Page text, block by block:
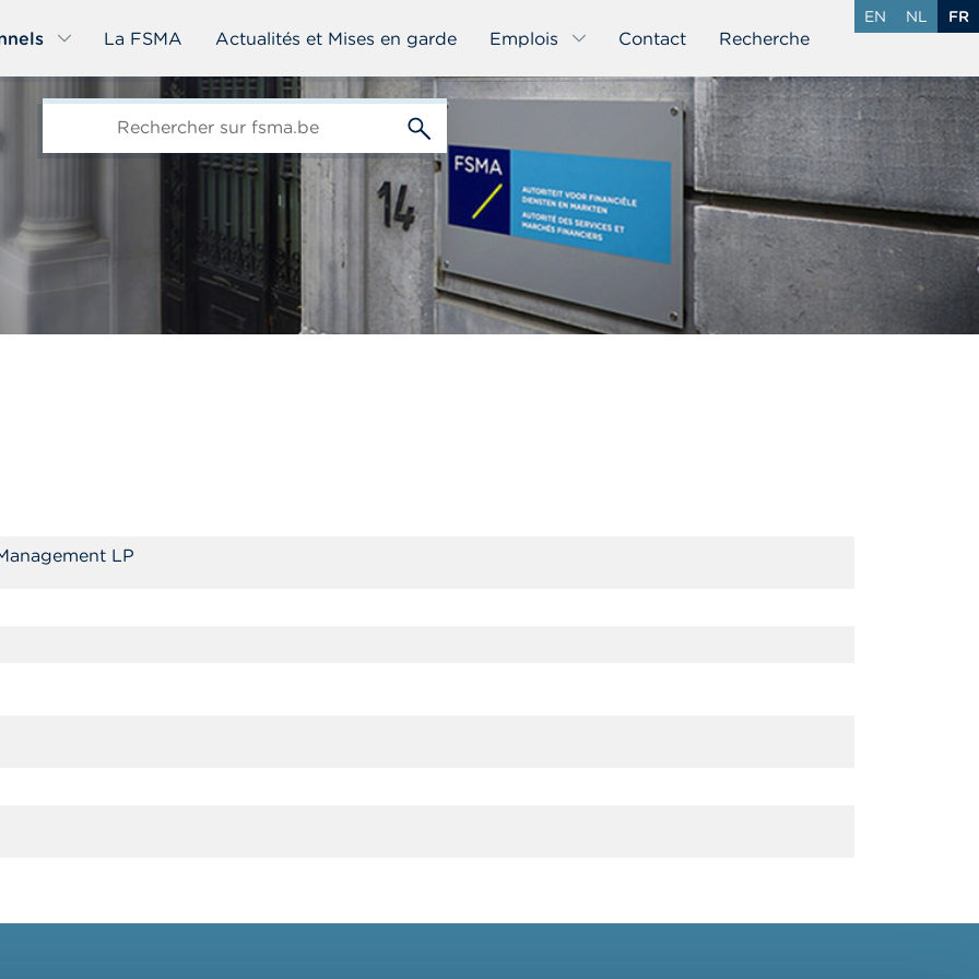
La FSMA Actualités et Mises en garde Emplois Contact Recherche
EN NL FR
LP